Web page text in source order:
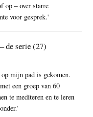
op – over starre
voor gesprek.'
de serie (27)
mijn pad is gekomen.
een groep van 60
te mediteren en te leren